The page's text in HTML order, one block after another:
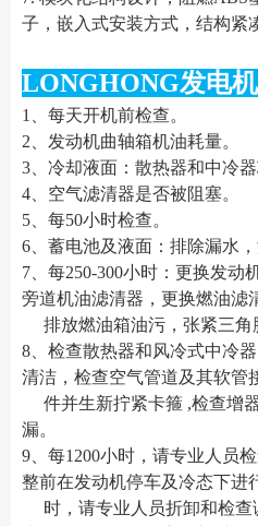
子，嵌入式安装方式，结构紧
LONGHONG发电
1、每天开机前检查。
2、发动机曲轴箱机油耗量。
3、冷却液面：散热器和中冷
4、空气滤清器是否被阻塞。
5、每50小时检查。
6、蓄电池及液面：排除漏水
7、每250-300小时：更换发动
旁道机油滤清器，更换燃油滤
排放燃油箱油污，张紧三角
8、检查散热器和风冷式中冷
清洁，检查空气管道及其软管
件并生新拧紧卡箍 ,检查增
漏。
9、每1200小时，请专业人员
整前在发动机停车及冷态下进
时，请专业人员折卸和检查